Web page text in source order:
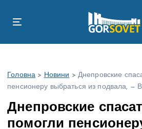
Головна > Новини > Днепровские
пенсионеру выбраться из подвала, —
Днепровские
помогли